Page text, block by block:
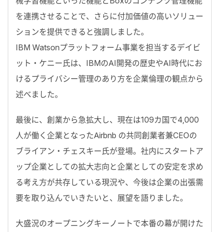
を連携させることで、さらに付加価値の高いソリュー
ションを提供できると強調しました。
IBM Watsonプラットフォーム事業を担当するデイビ
ット・ケニー氏は、IBMのAI開発の歴史やAI時代にお
けるプライバシー管理のあり方を企業倫理の観点から
述べました。
最後に、創業から急拡大し、現在は109カ国で4,000
人が働く企業となったAirbnb の共同創業者兼CEOの
ブライアン・チェスキー氏が登場。社内にスタートア
ップ企業としての拡大志向と企業としての安定を求め
る考え方が共存している現況や、今後は企業の出張需
要を取り込んでいきたいと、展望を語りました。
大盛況のオープニングキーノートで本番の幕が開けた